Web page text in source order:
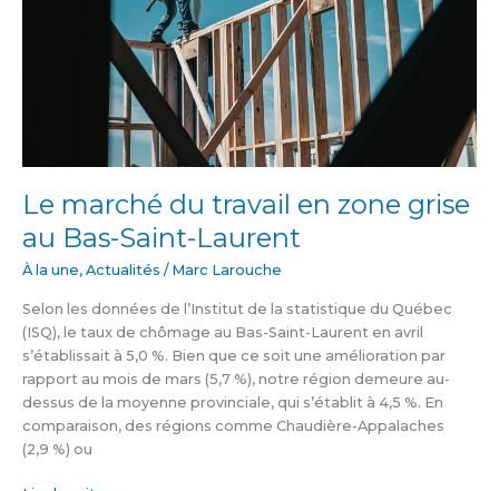
Le marché du travail en zone grise
au Bas-Saint-Laurent
À la une, Actualités / Marc Larouche
Selon les données de l’Institut de la statistique du Québec
(ISQ), le taux de chômage au Bas-Saint-Laurent en avril
s’établissait à 5,0 %. Bien que ce soit une amélioration par
rapport au mois de mars (5,7 %), notre région demeure au-
dessus de la moyenne provinciale, qui s’établit à 4,5 %. En
comparaison, des régions comme Chaudière-Appalaches
(2,9 %) ou